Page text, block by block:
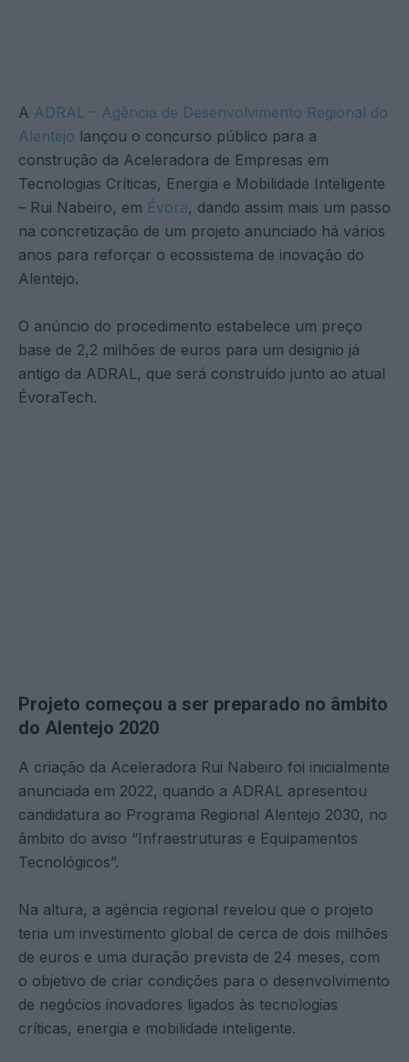
A ADRAL – Agência de Desenvolvimento Regional do
Alentejo lançou o concurso público para a
construção da Aceleradora de Empresas em
Tecnologias Críticas, Energia e Mobilidade Inteligente
– Rui Nabeiro, em Évora, dando assim mais um passo
na concretização de um projeto anunciado há vários
anos para reforçar o ecossistema de inovação do
Alentejo.
O anúncio do procedimento estabelece um preço
base de 2,2 milhões de euros para um designio já
antigo da ADRAL, que será construído junto ao atual
ÉvoraTech.
Projeto começou a ser preparado no âmbito
do Alentejo 2020
A criação da Aceleradora Rui Nabeiro foi inicialmente
anunciada em 2022, quando a ADRAL apresentou
candidatura ao Programa Regional Alentejo 2030, no
âmbito do aviso “Infraestruturas e Equipamentos
Tecnológicos”.
Na altura, a agência regional revelou que o projeto
teria um investimento global de cerca de dois milhões
de euros e uma duração prevista de 24 meses, com
o objetivo de criar condições para o desenvolvimento
de negócios inovadores ligados às tecnologias
críticas, energia e mobilidade inteligente.